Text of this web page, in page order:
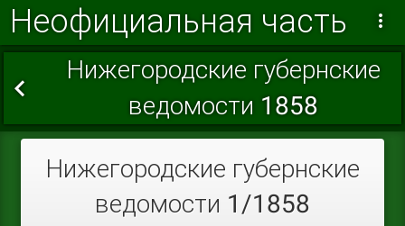
Неофициальная часть
Нижегородские губернские
ведомости 1858
Нижегородские губернские
ведомости 1/1858